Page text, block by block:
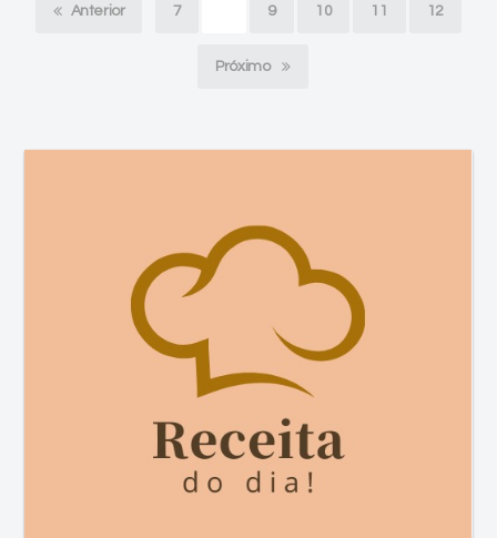
Anterior 7 9 10 11 12
Próximo